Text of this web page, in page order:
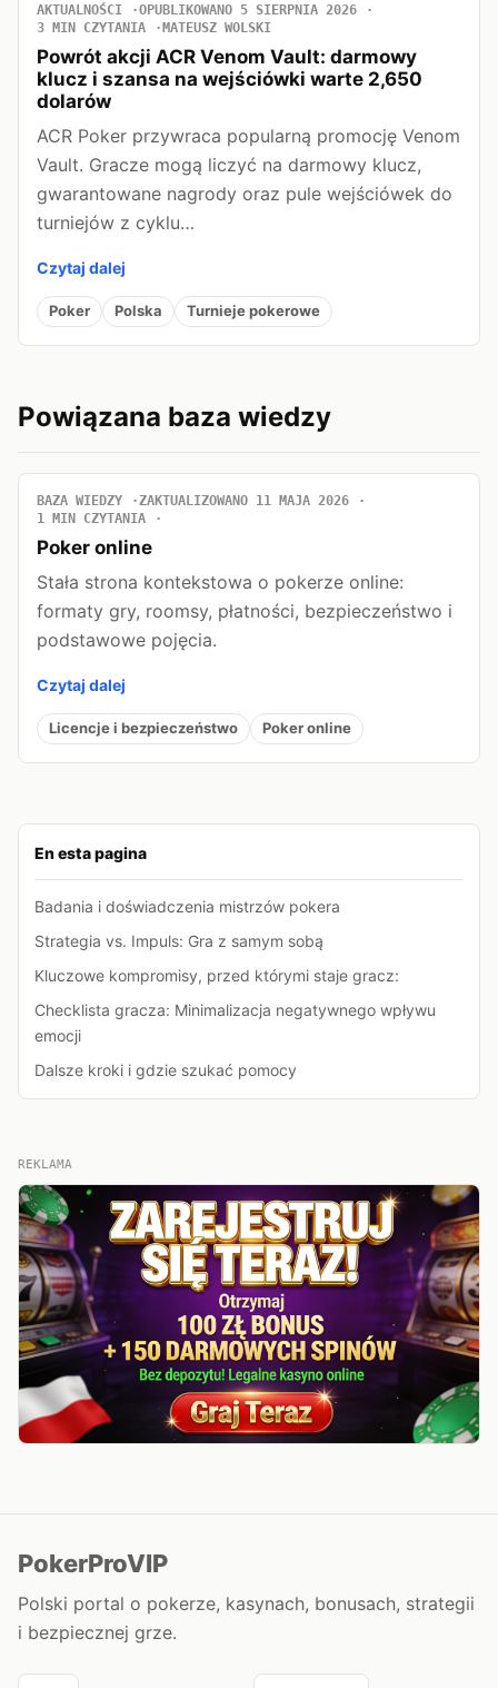
En esta pagina
Badania i doświadczenia mistrzów pokera
Strategia vs. Impuls: Gra z samym sobą
Kluczowe kompromisy, przed którymi staje gracz:
Checklista gracza: Minimalizacja negatywnego wpływu
emocji
Dalsze kroki i gdzie szukać pomocy
AKTUALNOŚCI
OPUBLIKOWANO 5 SIERPNIA 2026
3 MIN CZYTANIA
MATEUSZ WOLSKI
Powrót akcji ACR Venom Vault: darmowy
klucz i szansa na wejściówki warte 2,650
dolarów
ACR Poker przywraca popularną promocję Venom
Vault. Gracze mogą liczyć na darmowy klucz,
gwarantowane nagrody oraz pule wejściówek do
turniejów z cyklu…
Czytaj dalej
Poker Polska Turnieje pokerowe
Powiązana baza wiedzy
BAZA WIEDZY
ZAKTUALIZOWANO 11 MAJA 2026
1 MIN CZYTANIA
Poker online
Stała strona kontekstowa o pokerze online:
formaty gry, roomsy, płatności, bezpieczeństwo i
podstawowe pojęcia.
Czytaj dalej
Licencje i bezpieczeństwo Poker online
REKLAMA
PokerProVIP
Polski portal o pokerze, kasynach, bonusach, strategii
i bezpiecznej grze.